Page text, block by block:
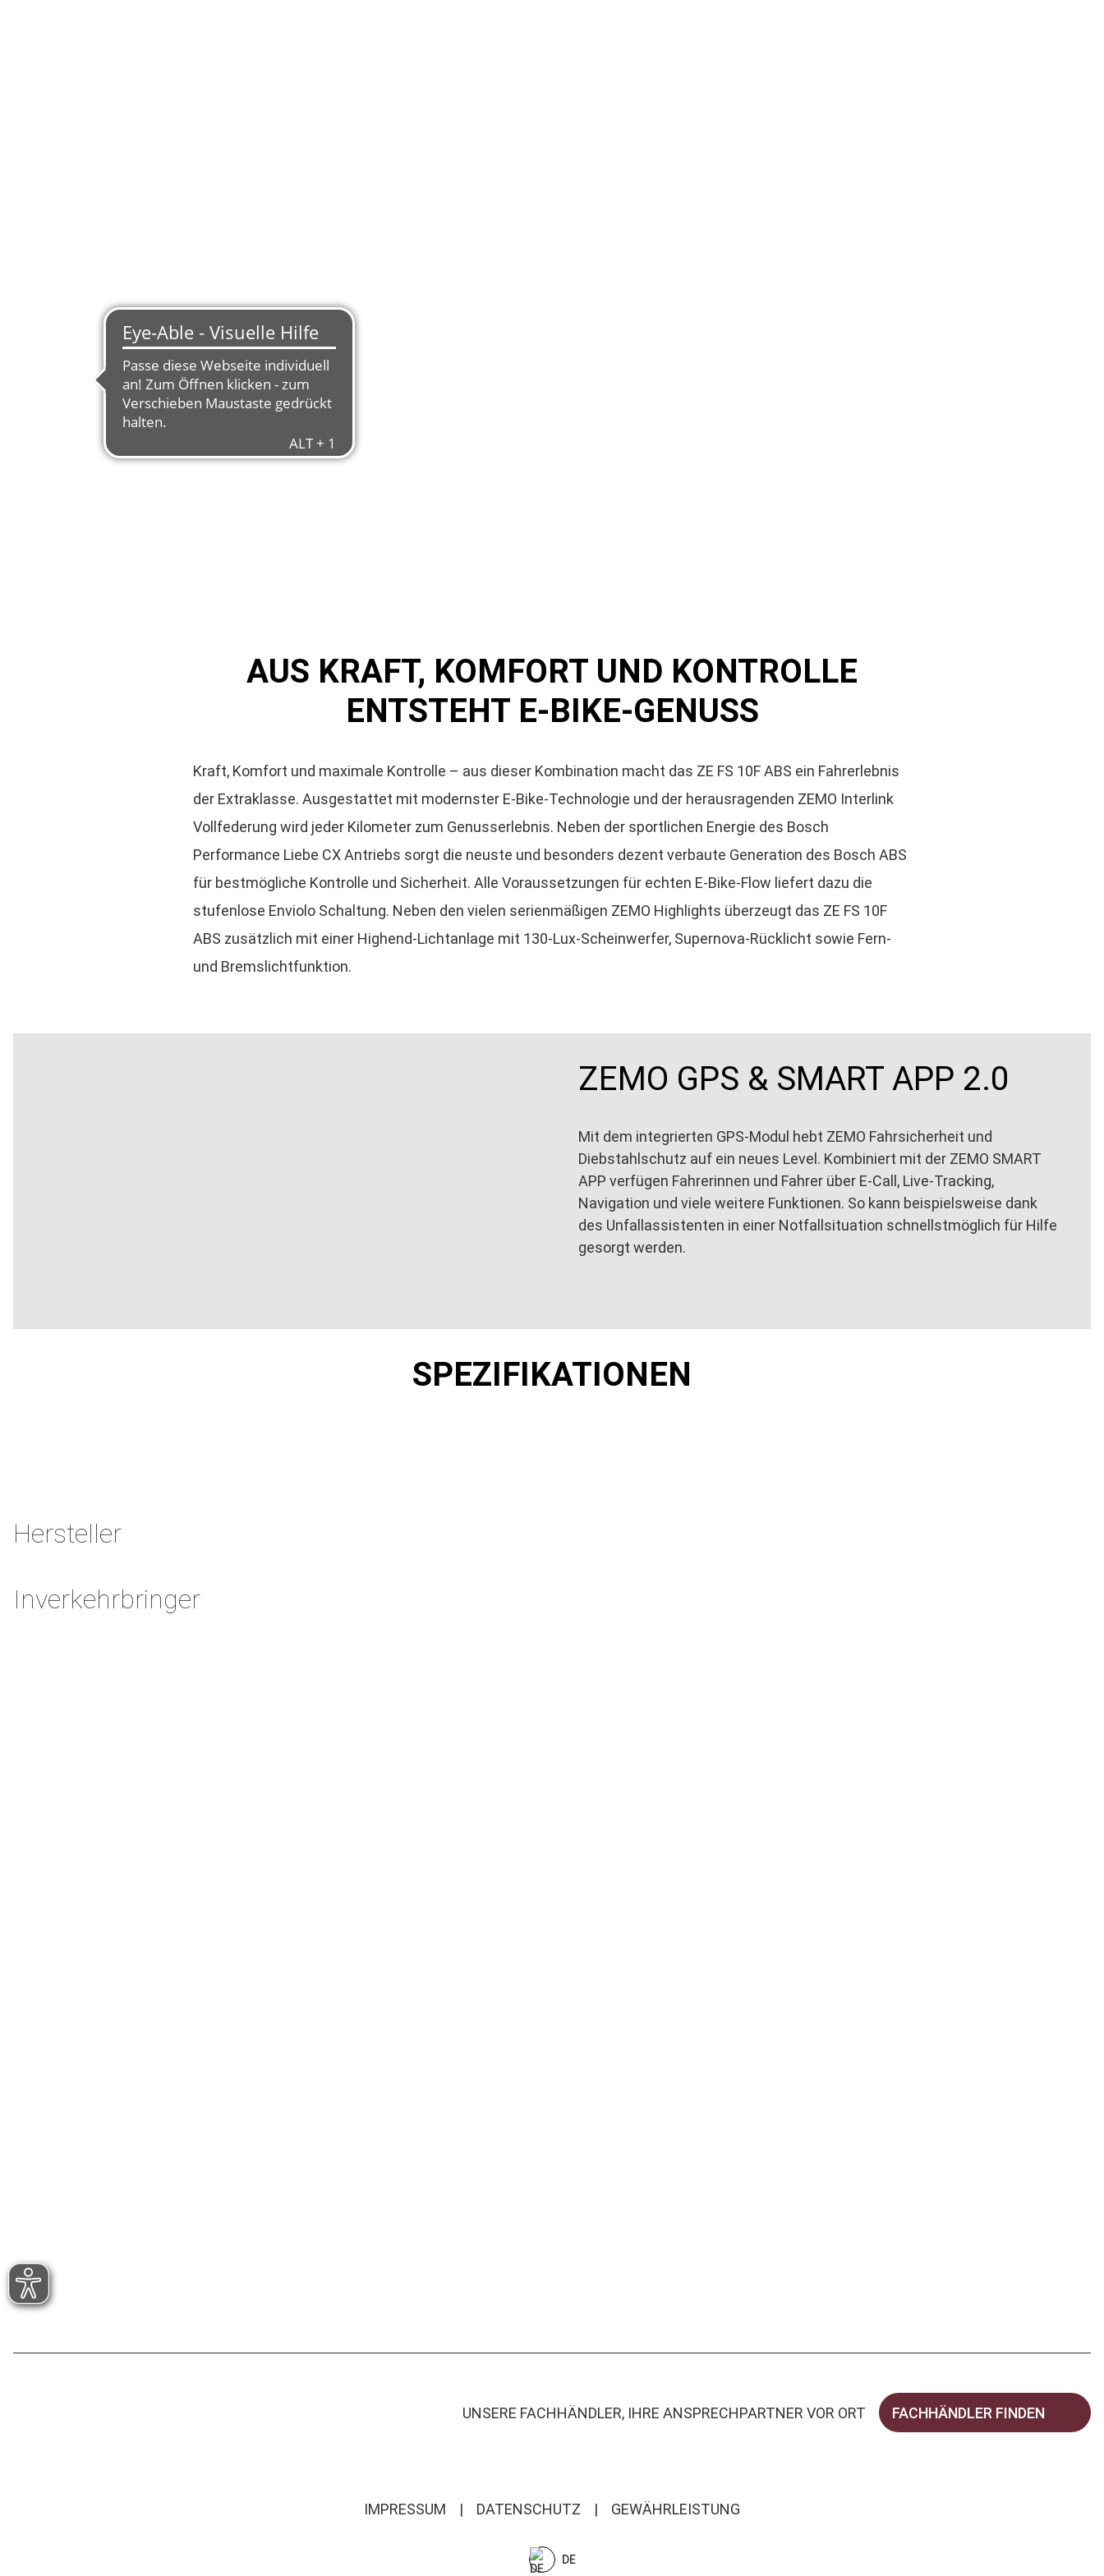
AUS KRAFT, KOMFORT UND KONTROLLE
ENTSTEHT E-BIKE-GENUSS
Kraft, Komfort und maximale Kontrolle – aus dieser Kombination macht das ZE FS 10F ABS ein Fahrerlebnis
der Extraklasse. Ausgestattet mit modernster E-Bike-Technologie und der herausragenden ZEMO Interlink
Vollfederung wird jeder Kilometer zum Genusserlebnis. Neben der sportlichen Energie des Bosch
Performance Liebe CX Antriebs sorgt die neuste und besonders dezent verbaute Generation des Bosch ABS
für bestmögliche Kontrolle und Sicherheit. Alle Voraussetzungen für echten E-Bike-Flow liefert dazu die
stufenlose Enviolo Schaltung. Neben den vielen serienmäßigen ZEMO Highlights überzeugt das ZE FS 10F
ABS zusätzlich mit einer Highend-Lichtanlage mit 130-Lux-Scheinwerfer, Supernova-Rücklicht sowie Fern-
und Bremslichtfunktion.
ZEMO GPS & SMART APP 2.0
Mit dem integrierten GPS-Modul hebt ZEMO Fahrsicherheit und
Diebstahlschutz auf ein neues Level. Kombiniert mit der ZEMO SMART
APP verfügen Fahrerinnen und Fahrer über E-Call, Live-Tracking,
Navigation und viele weitere Funktionen. So kann beispielsweise dank
des Unfallassistenten in einer Notfallsituation schnellstmöglich für Hilfe
gesorgt werden.
SPEZIFIKATIONEN
Hersteller
Inverkehrbringer
UNSERE FACHHÄNDLER, IHRE ANSPRECHPARTNER VOR ORT FACHHÄNDLER FINDEN
IMPRESSUM | DATENSCHUTZ | GEWÄHRLEISTUNG
DE